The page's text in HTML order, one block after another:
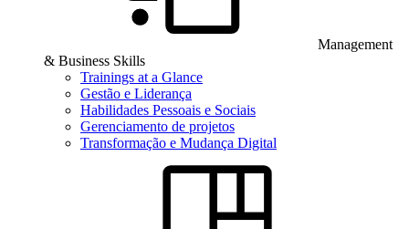
Management
& Business Skills
Trainings at a Glance
Gestão e Liderança
Habilidades Pessoais e Sociais
Gerenciamento de projetos
Transformação e Mudança Digital